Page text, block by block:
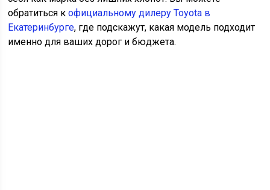
обратиться кофициальному дилеру Toyota в
Екатеринбурге, где подскажут, какая модель подходит
именно для ваших дорог и бюджета.